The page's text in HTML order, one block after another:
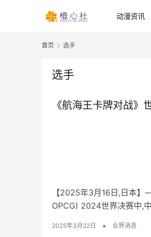
动漫资讯
首页 选手
选手
《航海王卡牌对战》
【2025年3月16日,日本
OPCG) 2024世界决赛中,
2025年3月22日 • 业界消息